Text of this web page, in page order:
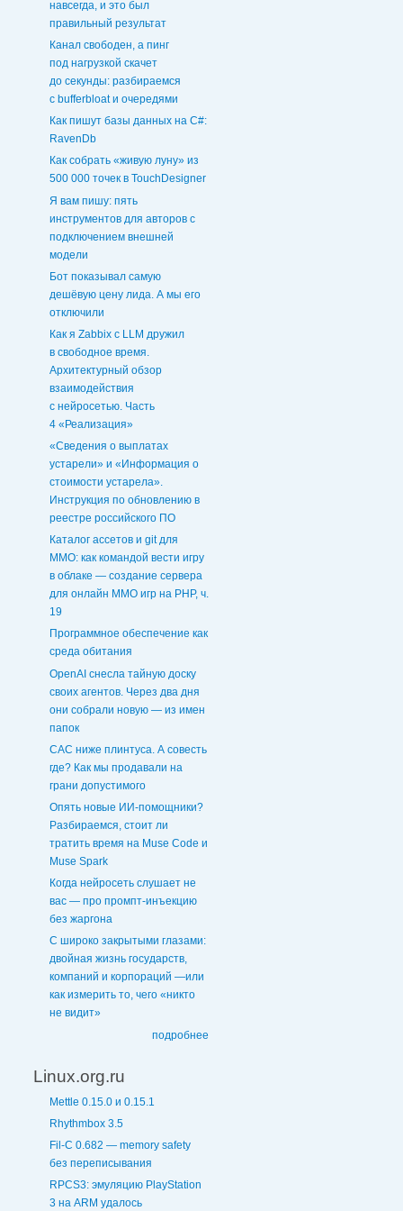
навсегда, и это был
правильный результат
Канал свободен, а пинг
под нагрузкой скачет
до секунды: разбираемся
с bufferbloat и очередями
Как пишут базы данных на C#:
RavenDb
Как собрать «живую луну» из
500 000 точек в TouchDesigner
Я вам пишу: пять
инструментов для авторов с
подключением внешней
модели
Бот показывал самую
дешёвую цену лида. А мы его
отключили
Как я Zabbix с LLM дружил
в свободное время.
Архитектурный обзор
взаимодействия
с нейросетью. Часть
4 «Реализация»
«Сведения о выплатах
устарели» и «Информация о
стоимости устарела».
Инструкция по обновлению в
реестре российского ПО
Каталог ассетов и git для
MMO: как командой вести игру
в облаке — создание сервера
для онлайн ММО игр на PHP, ч.
19
Программное обеспечение как
среда обитания
OpenAI снесла тайную доску
своих агентов. Через два дня
они собрали новую — из имен
папок
CAC ниже плинтуса. А совесть
где? Как мы продавали на
грани допустимого
Опять новые ИИ-помощники?
Разбираемся, стоит ли
тратить время на Muse Code и
Muse Spark
Когда нейросеть слушает не
вас — про промпт-инъекцию
без жаргона
С широко закрытыми глазами:
двойная жизнь государств,
компаний и корпораций —или
как измерить то, чего «никто
не видит»
подробнее
Linux.org.ru
Mettle 0.15.0 и 0.15.1
Rhythmbox 3.5
Fil-C 0.682 — memory safety
без переписывания
RPCS3: эмуляцию PlayStation
3 на ARM удалось